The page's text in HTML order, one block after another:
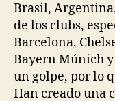
Brasil,
de los clubs,
Barcelona,
Bayern Múnich y
un golpe, por lo
Han creado una